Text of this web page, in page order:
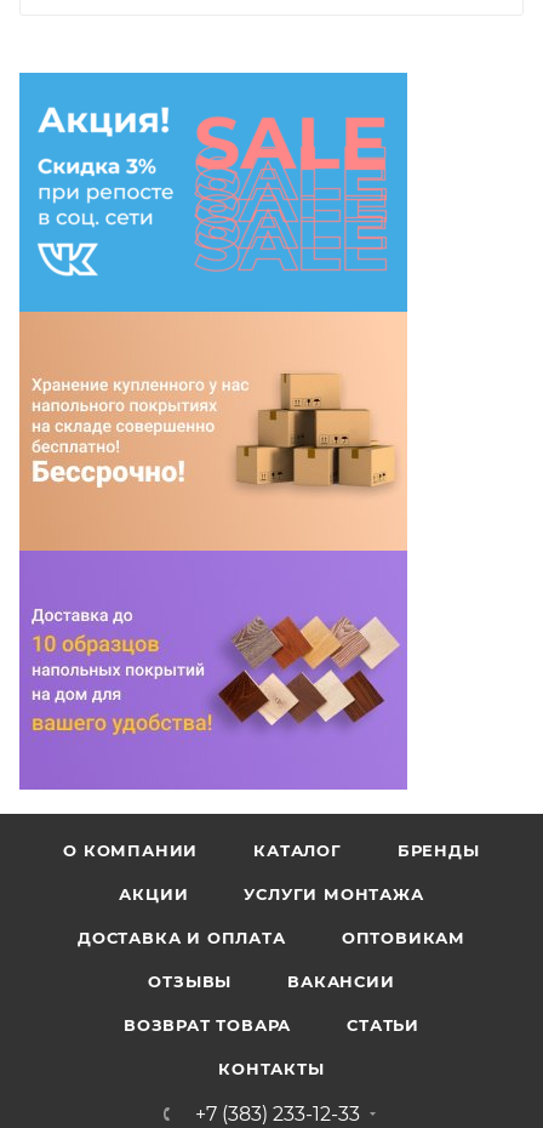
О КОМПАНИИ КАТАЛОГ БРЕНДЫ
АКЦИИ УСЛУГИ МОНТАЖА
ДОСТАВКА И ОПЛАТА ОПТОВИКАМ
ОТЗЫВЫ ВАКАНСИИ
ВОЗВРАТ ТОВАРА СТАТЬИ
КОНТАКТЫ
+7 (383) 233-12-33